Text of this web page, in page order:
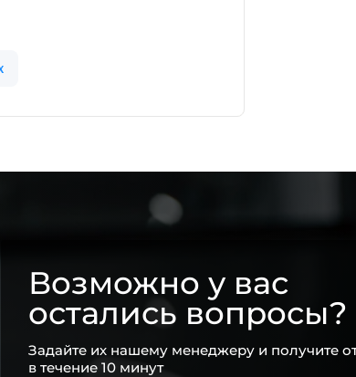
Возможно у вас
остались вопросы?
Задайте их нашему менеджеру и получите
в течение 10 минут